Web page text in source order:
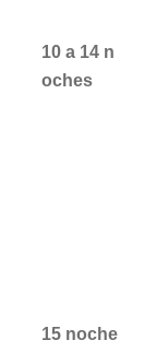
10 a 14 n
oches
15 noche